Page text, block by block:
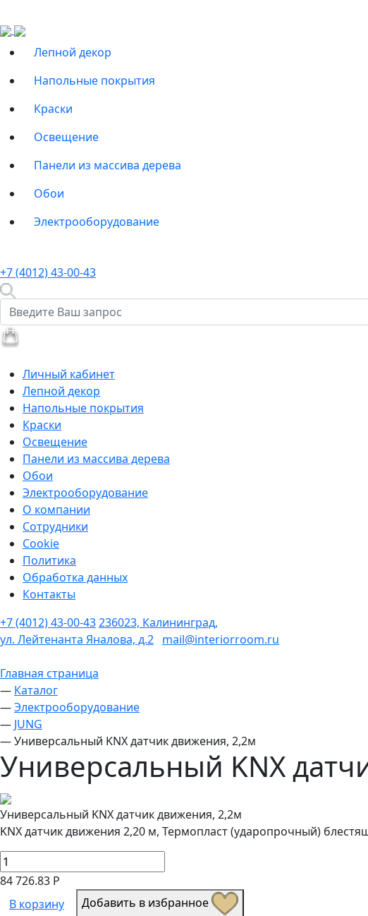
Лепной декор
Напольные покрытия
Краски
Освещение
Панели из массива дерева
Обои
Электрооборудование
+7 (4012) 43-00-43
Личный кабинет
Лепной декор
Напольные покрытия
Краски
Освещение
Панели из массива дерева
Обои
Электрооборудование
О компании
Сотрудники
Cookie
Политика
Обработка данных
Контакты
+7 (4012) 43-00-43236023, Калининград,
ул. Лейтенанта Яналова, д.2 mail@interiorroom.ru
Главная страница
— Каталог
—Электрооборудование
— JUNG
—Универсальный KNX датчик движения, 2,2м
Универсальный KNX
Универсальный KNX датчик движения, 2,2м
KNX датчик движения 2,20 м, Термопласт (ударопрочный)
84 726.83 Р
В корзину
Добавить в избранное